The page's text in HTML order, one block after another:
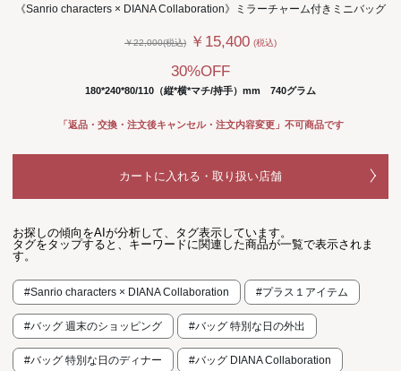
《Sanrio characters × DIANA Collaboration》ミラーチャーム付きミニバッグ
￥22,000(税込) ￥15,400 (税込)
30%OFF
180*240*80/110（縦*横*マチ/持手）mm 740グラム
「返品・交換・注文後キャンセル・注文内容変更」不可商品です
カートに入れる・取り扱い店舗
お探しの傾向をAIが分析して、タグ表示しています。
タグをタップすると、キーワードに関連した商品が一覧で表示されま
す。
#Sanrio characters × DIANA Collaboration #プラス１アイテム
#バッグ 週末のショッピング #バッグ 特別な日の外出
#バッグ 特別な日のディナー #バッグ DIANA Collaboration